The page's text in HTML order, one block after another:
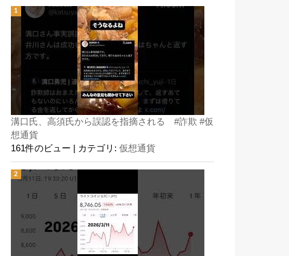
溝口氏、高須氏から誤認を指摘される #詐欺 #仮
想通貨
161件のビュー
カテゴリ: 仮想通貨